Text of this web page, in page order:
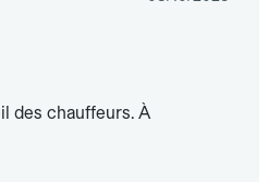
des chauffeurs. À